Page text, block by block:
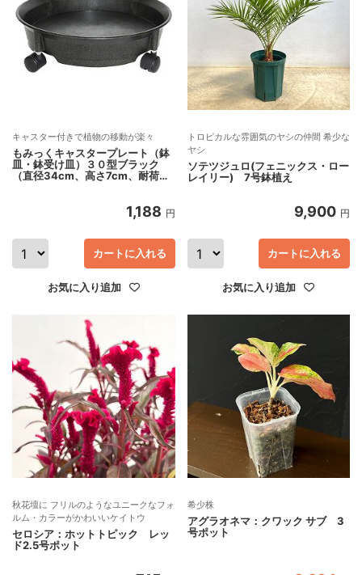
キャスター付きで植物の移動が楽々
もみっくキャスタープレート（鉢
皿・鉢受け皿）３０型ブラック
（直径34cm、高さ7cm、耐荷重
1,188 円
カートに入れる
お気に入り追加
トロピカルな雰囲気のヤシの仲間 希少な
ヤシ
ソテツジュロ(フェニックス・ロー
レイリー) 7号鉢植え
9,900 円
カートに入れる
お気に入り追加
秋花壇に フリルのようなユニークなフォ
ルム・カラーがかわいいケイトウ
セロシア：ホットトピック レッ
ド2.5号ポット
希少株
アグラオネマ：クワック サブ 3
号ポット